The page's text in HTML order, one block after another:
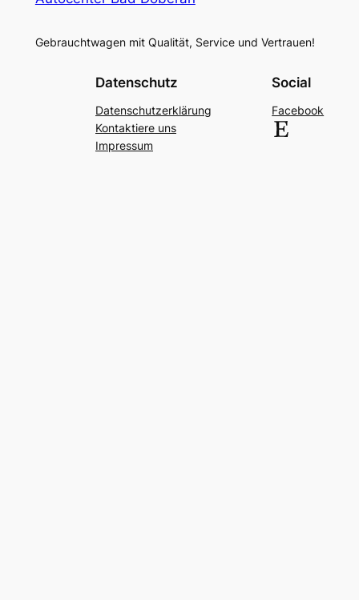
Gebrauchtwagen mit Qualität, Service und Vertrauen!
Datenschutz
Datenschutzerklärung
Kontaktiere uns
Impressum
Social
Facebook
Etsy